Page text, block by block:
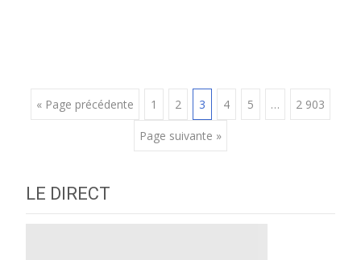
Posts
navigation
« Page précédente 1 2 3 4 5 … 2 903
Page suivante »
LE DIRECT